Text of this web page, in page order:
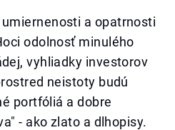
a opatrnosti
odolnosť minulého
vyhliadky investorov
neistoty budú
portfóliá a dobre
- ako zlato a dlhopisy.